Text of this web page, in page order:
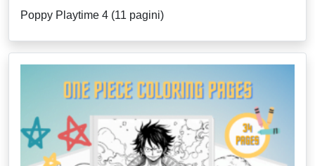
Poppy Playtime 4 (11 pagini)